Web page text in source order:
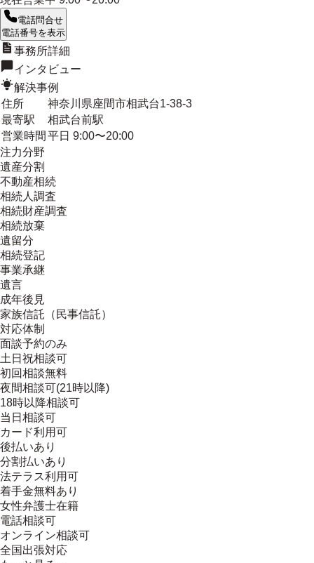
電話問合せ
電話番号を表示
事務所詳細
インタビュー
解決事例
住所
神奈川県座間市相武台1-38-3
最寄駅
相武台前駅
営業時間 平日 9:00〜20:00
注力分野
遺産分割
不動産相続
相続人調査
相続財産調査
相続放棄
遺留分
相続登記
事業承継
遺言
成年後見
家族信託（民事信託）
対応体制
面談予約のみ
土日祝相談可
初回相談無料
夜間相談可(21時以降)
18時以降相談可
当日相談可
カード利用可
後払いあり
分割払いあり
法テラス利用可
着手金無料あり
女性弁護士在籍
電話相談可
オンライン相談可
全国出張対応